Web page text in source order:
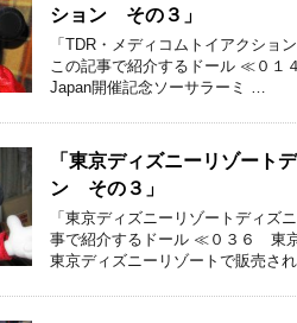
ション その３」
「TDR・メディコムトイアクショ
この記事で紹介するドール ≪０１
Japan開催記念ソーサラーミ …
「東京ディズニーリゾート
ン その３」
「東京ディズニーリゾートディ
事で紹介するドール ≪０３６ 東
東京ディズニーリゾートで販売さ